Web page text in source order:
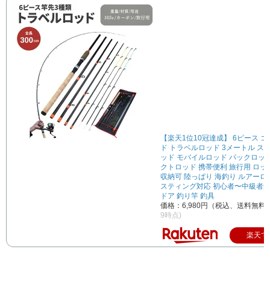
【楽天1位10冠達成】 6ピース
ド トラベルロッド 3メートル ス
ッド モバイルロッド パックロッ
クトロッド 携帯便利 旅行用 ロッ
収納可 陸っぱり 海釣り ルアーロ
スティング対応 初心者〜中級者
ドア 釣り竿 釣具
価格：6,980円（税込、送料無料)
9時点)
楽天で